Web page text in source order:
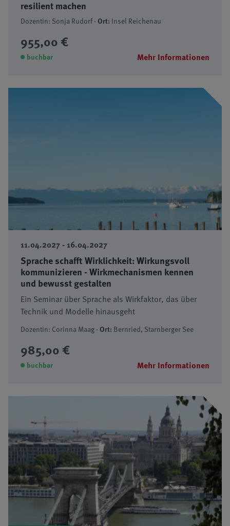
resilient machen
Dozentin: Sonja Rudorf ·Ort: Insel Reichenau
955,00 €
buchbar Mehr Informationen
11.04.2027 - 16.04.2027
Sprache schafft Wirklichkeit: Wirkungsvoll
kommunizieren - Wirkmechanismen kennen
und bewusst gestalten
Ein Seminar über Sprache als Wirkfaktor, das über
Technik und Modelle hinausgeht
Dozentin: Corinna Maag ·Ort: Bernried, Starnberger See
985,00 €
buchbar Mehr Informationen